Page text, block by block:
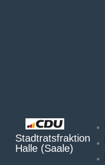
Stadtratsfraktion
Halle (Saale)